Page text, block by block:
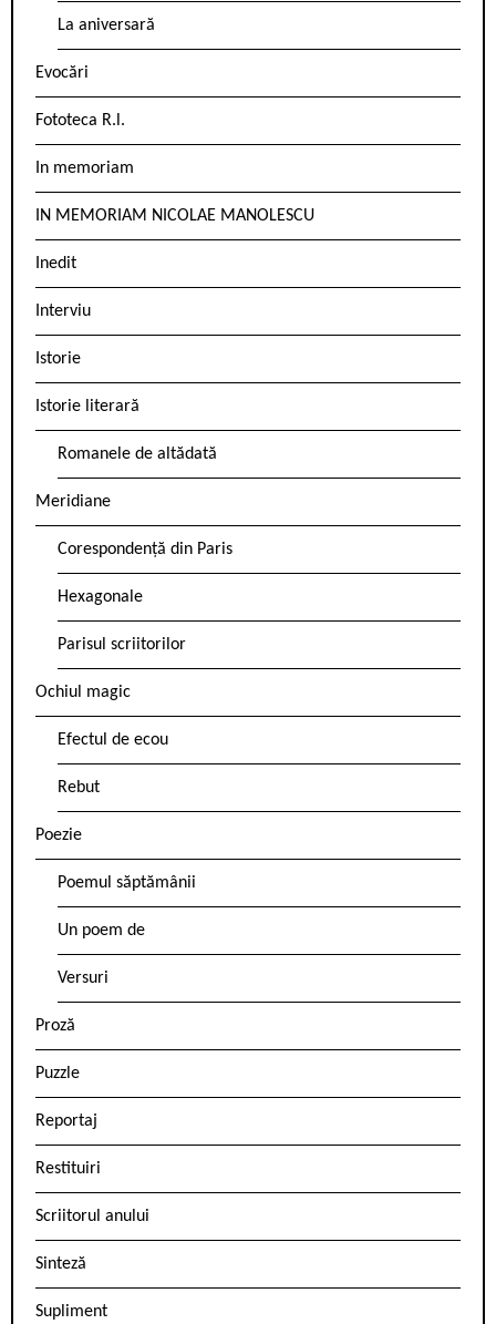
La aniversară
Evocări
Fototeca R.l.
In memoriam
IN MEMORIAM NICOLAE MANOLESCU
Inedit
Interviu
Istorie
Istorie literară
Romanele de altădată
Meridiane
Corespondență din Paris
Hexagonale
Parisul scriitorilor
Ochiul magic
Efectul de ecou
Rebut
Poezie
Poemul săptămânii
Un poem de
Versuri
Proză
Puzzle
Reportaj
Restituiri
Scriitorul anului
Sinteză
Supliment